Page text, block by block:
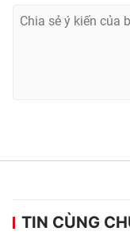
Phó Tổng Biên tập:
TIN CÙNG